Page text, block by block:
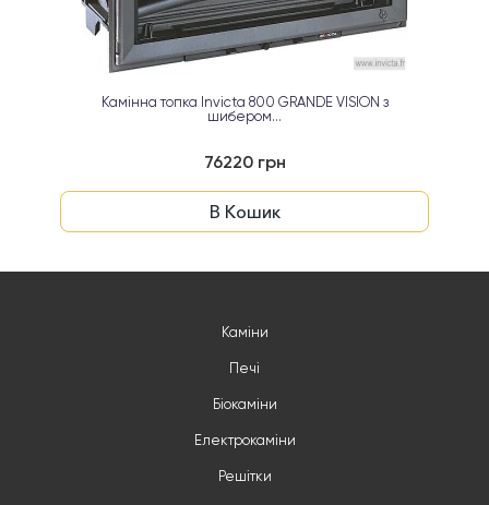
Камінна топка Invicta 800 GRANDE VISION з
шибером...
76220 грн
В Кошик
Каміни
Печі
Біокаміни
Електрокаміни
Решітки